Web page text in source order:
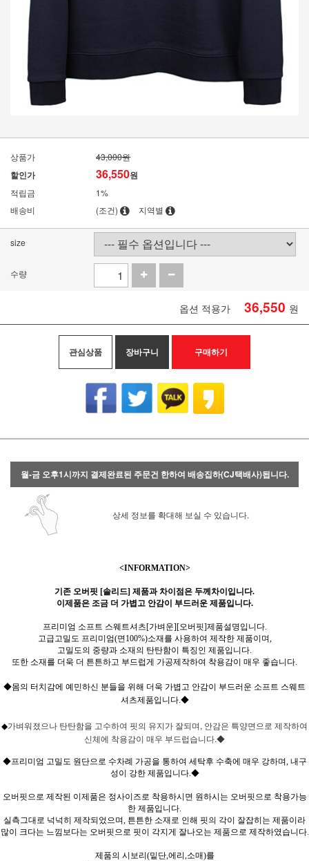
상품가 43,000원
할인가 36,550원
적립금
1%
배송비
(조건) 지역별
size
수량
옵션 적용가 36,550 원
관심상품 장바구니 구매하기
월-금 오후1시까지 결제완료된 주문건 한하여 배송집하(CJ택배사)됩니다.
상세 정보를 확대해 보실 수 있습니다.
<INFORMATION>
기존 오버핏 [솔리드] 제품과 차이점은 두께차이입니다.
이제품은 조금 더 가볍고 안감이 부드러운 제품입니다.
프리미엄 소프트 스웨트셔츠[가벼운][오버핏]제품설명입니다.
고급고밀도 프리미엄(면100%)소재를 사용하여 제작한 제품이며,
고밀도의 중량과 소재의 탄탄함이 특징인 제품입니다.
또한 소재를 더욱 더 튼튼하고 부드럽게 가공제작하여 착용감이 매우 좋습니다.
◆몸의 터치감에 예민하신 분들을 위해 더욱 가볍고 안감이 부드러운 소프트 스웨트
셔츠제품입니다.◆
◆가벼워졌으나 탄탄함을 고수하여 핏의 유지가 잘되며, 안감은 특양면으로 제작하여
신체에 착용감이 매우 부드럽습니다.◆
◆프리미엄 고밀도 원단으로 수차례 가공을 통하여 세탁후 수축에 매우 강하며, 내구
성이 강한 제품입니다.◆
오버핏으로 제작된 이제품은 정사이즈로 착용하시면 원하시는 오버핏으로 착용가능
한 제품입니다.
실측그대로 넉넉히 제작되었으며, 튼튼한 소재로 인해 핏의 각이 잘잡히는 제품이라
많이 크다는 느낌보다는 오버핏으로 핏이 각지게 잘나오는 제품으로 제작하였습니다.
제품의 시보리(밑단,에리,소매)를